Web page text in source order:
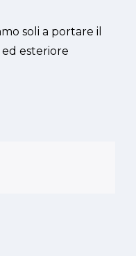
soli a portare il
esteriore